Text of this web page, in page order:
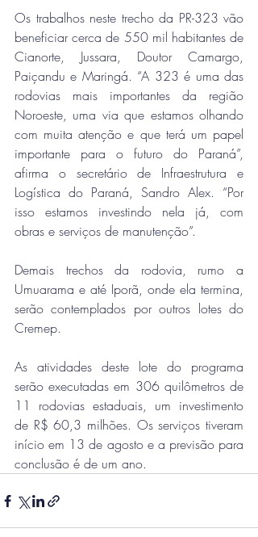
Os trabalhos neste trecho da PR-323 vão
beneficiar cerca de 550 mil habitantes de
Cianorte, Jussara, Doutor Camargo,
Paiçandu e Maringá. “A 323 é uma das
rodovias mais importantes da região
Noroeste, uma via que estamos olhando
com muita atenção e que terá um papel
importante para o futuro do Paraná”,
afirma o secretário de Infraestrutura e
Logística do Paraná, Sandro Alex. “Por
isso estamos investindo nela já, com
obras e serviços de manutenção”.
Demais trechos da rodovia, rumo a
Umuarama e até Iporã, onde ela termina,
serão contemplados por outros lotes do
Cremep.
As atividades deste lote do programa
serão executadas em 306 quilômetros de
11 rodovias estaduais, um investimento
de R$ 60,3 milhões. Os serviços tiveram
início em 13 de agosto e a previsão para
conclusão é de um ano.